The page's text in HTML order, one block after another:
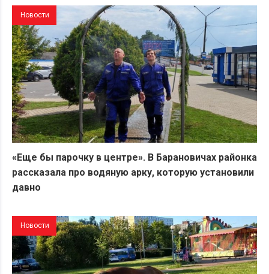
Новости
«Еще бы парочку в центре». В Барановичах районка
рассказала про водяную арку, которую установили
давно
Новости